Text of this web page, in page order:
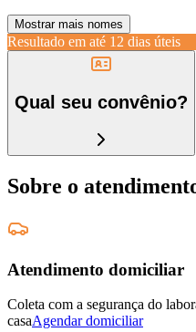
Mostrar mais nomes
Resultado em até 12 dias úteis
Qual seu convênio?
Sobre o
Atendimento domiciliar
Coleta com a segurança do
casaAgendar domiciliar